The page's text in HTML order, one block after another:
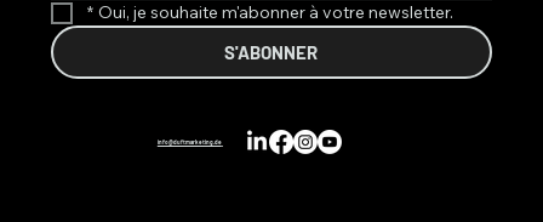
* Oui, je souhaite m'abonner à votre newsletter.
S'ABONNER
info@duftmarketing.de